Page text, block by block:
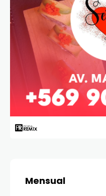
Mensual